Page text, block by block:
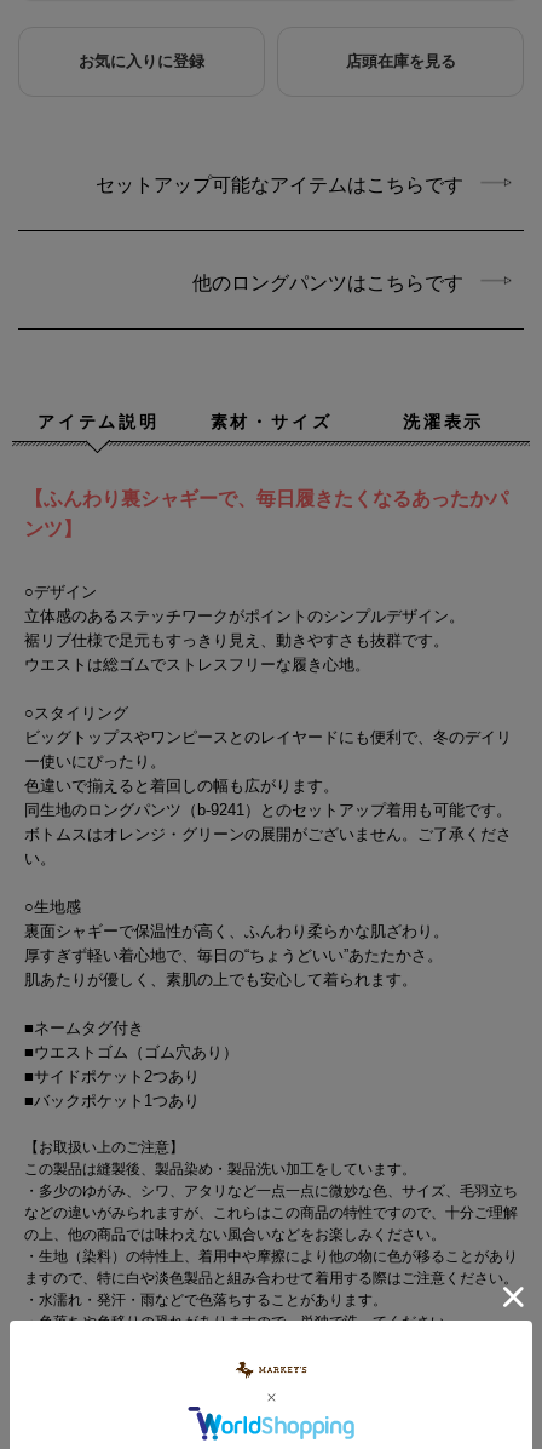
お気に入りに登録 店頭在庫を見る
セットアップ可能なアイテムはこちらです
他のロングパンツはこちらです
アイテム説明 素材・サイズ 洗濯表示
【ふんわり裏シャギーで、毎日履きたくなるあったかパ
ンツ】
○デザイン
立体感のあるステッチワークがポイントのシンプルデザイン。
裾リブ仕様で足元もすっきり見え、動きやすさも抜群です。
ウエストは総ゴムでストレスフリーな履き心地。
○スタイリング
ビッグトップスやワンピースとのレイヤードにも便利で、冬のデイリ
ー使いにぴったり。
色違いで揃えると着回しの幅も広がります。
同生地のロングパンツ（b-9241）とのセットアップ着用も可能です。
ボトムスはオレンジ・グリーンの展開がございません。ご了承くださ
い。
○生地感
裏面シャギーで保温性が高く、ふんわり柔らかな肌ざわり。
厚すぎず軽い着心地で、毎日の“ちょうどいい”あたたかさ。
肌あたりが優しく、素肌の上でも安心して着られます。
■ネームタグ付き
■ウエストゴム（ゴム穴あり）
■サイドポケット2つあり
■バックポケット1つあり
【お取扱い上のご注意】
この製品は縫製後、製品染め・製品洗い加工をしています。
・多少のゆがみ、シワ、アタリなど一点一点に微妙な色、サイズ、毛羽立ち
などの違いがみられますが、これらはこの商品の特性ですので、十分ご理解
の上、他の商品では味わえない風合いなどをお楽しみください。
・生地（染料）の特性上、着用中や摩擦により他の物に色が移ることがあり
ますので、特に白や淡色製品と組み合わせて着用する際はご注意ください。
・水濡れ・発汗・雨などで色落ちすることがあります。
・色落ちや色移りの恐れがありますので、単独で洗ってください。
・濡れたまま他の洗濯物と重ねないでください。
・万一色移りした場合は、早めに洗濯してください。
以上の点をご留意の上、お買い求めください。